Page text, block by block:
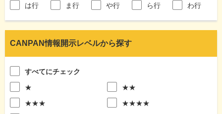
は行
ま行 や行 ら行 わ行
CANPAN情報開示レベルから探す
すべてにチェック
★
★★
★★★
★★★★